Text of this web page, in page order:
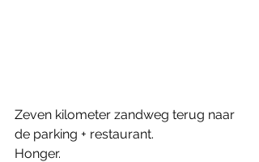
Zeven kilometer zandweg terug naar
de parking + restaurant.
Honger.